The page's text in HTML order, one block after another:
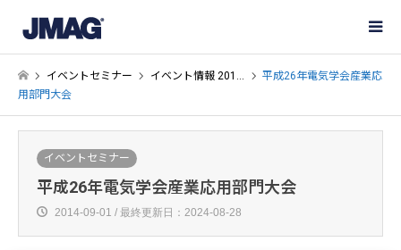
イベントセミナー イベント情報 201…
平成26年電気学会産業応
用部門大会
イベントセミナー
平成26年電気学会産業応用部門大会
2014-09-01 / 最終更新日：2024-08-28